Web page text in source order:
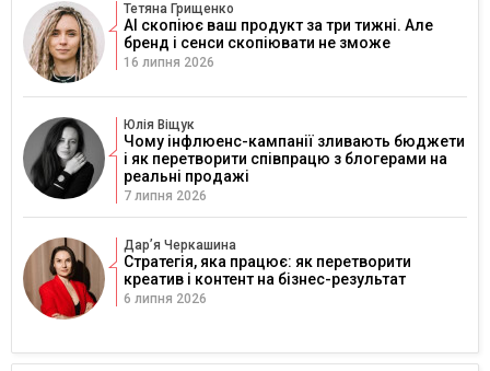
Тетяна Грищенко
AI скопіює ваш продукт за три тижні. Але
бренд і сенси скопіювати не зможе
16 липня 2026
Юлія Віщук
Чому інфлюенс-кампанії зливають бюджети
і як перетворити співпрацю з блогерами на
реальні продажі
7 липня 2026
Дарʼя Черкашина
Стратегія, яка працює: як перетворити
креатив і контент на бізнес-результат
6 липня 2026